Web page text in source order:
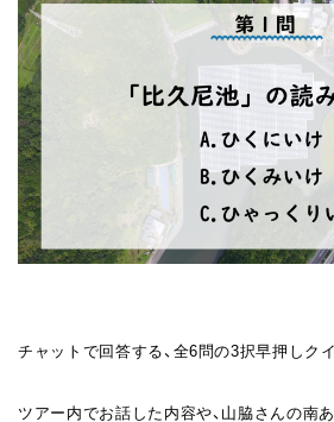
チャットで回答する、全6問の3択早押しク
ツアー内でお話した内容や、山脇さんの南